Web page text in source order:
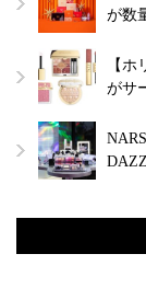
が数
【
がサ